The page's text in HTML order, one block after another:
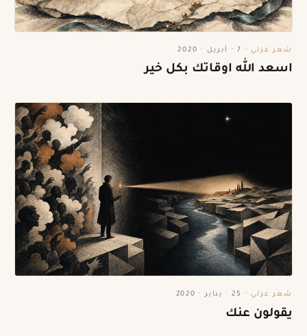
شعر غزلي· 7 · أبريل · 2020
اسعد الله اوقاتك بكل خير
شعر غزلي· 25 · يناير · 2020
يقولون عنك